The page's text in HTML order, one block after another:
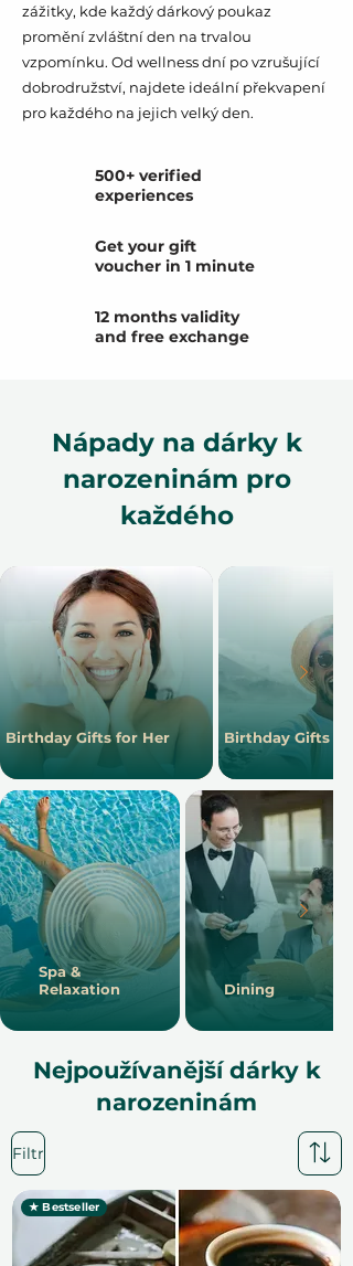
zážitky, kde každý dárkový poukaz
promění zvláštní den na trvalou
vzpomínku. Od wellness dní po vzrušující
dobrodružství, najdete ideální překvapení
pro každého na jejich velký den.
500+ verified
experiences
Get your gift
voucher in 1 minute
12 months validity
and free exchange
Nápady na dárky k
narozeninám pro
každého
Birthday Gifts for Her Birthday Gifts for
Spa &
Relaxation
Dining
Nejpoužívanější dárky k
narozeninám
Filtr
★ Bestseller